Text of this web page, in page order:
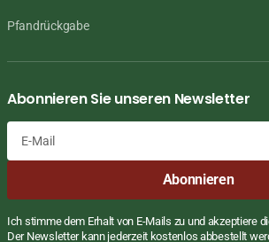
Pfandrückgabe
Abonnieren Sie unseren Newsletter
Abonnieren
Ich stimme dem Erhalt von E-Mails zu und akzeptiere
Der Newsletter kann jederzeit kostenlos abbestellt